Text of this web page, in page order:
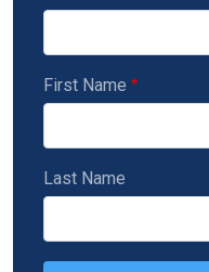
First Name
Last Name